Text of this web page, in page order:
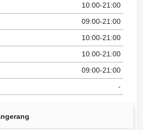
10:00-21:00
09:00-21:00
10:00-21:00
10:00-21:00
09:00-21:00
-